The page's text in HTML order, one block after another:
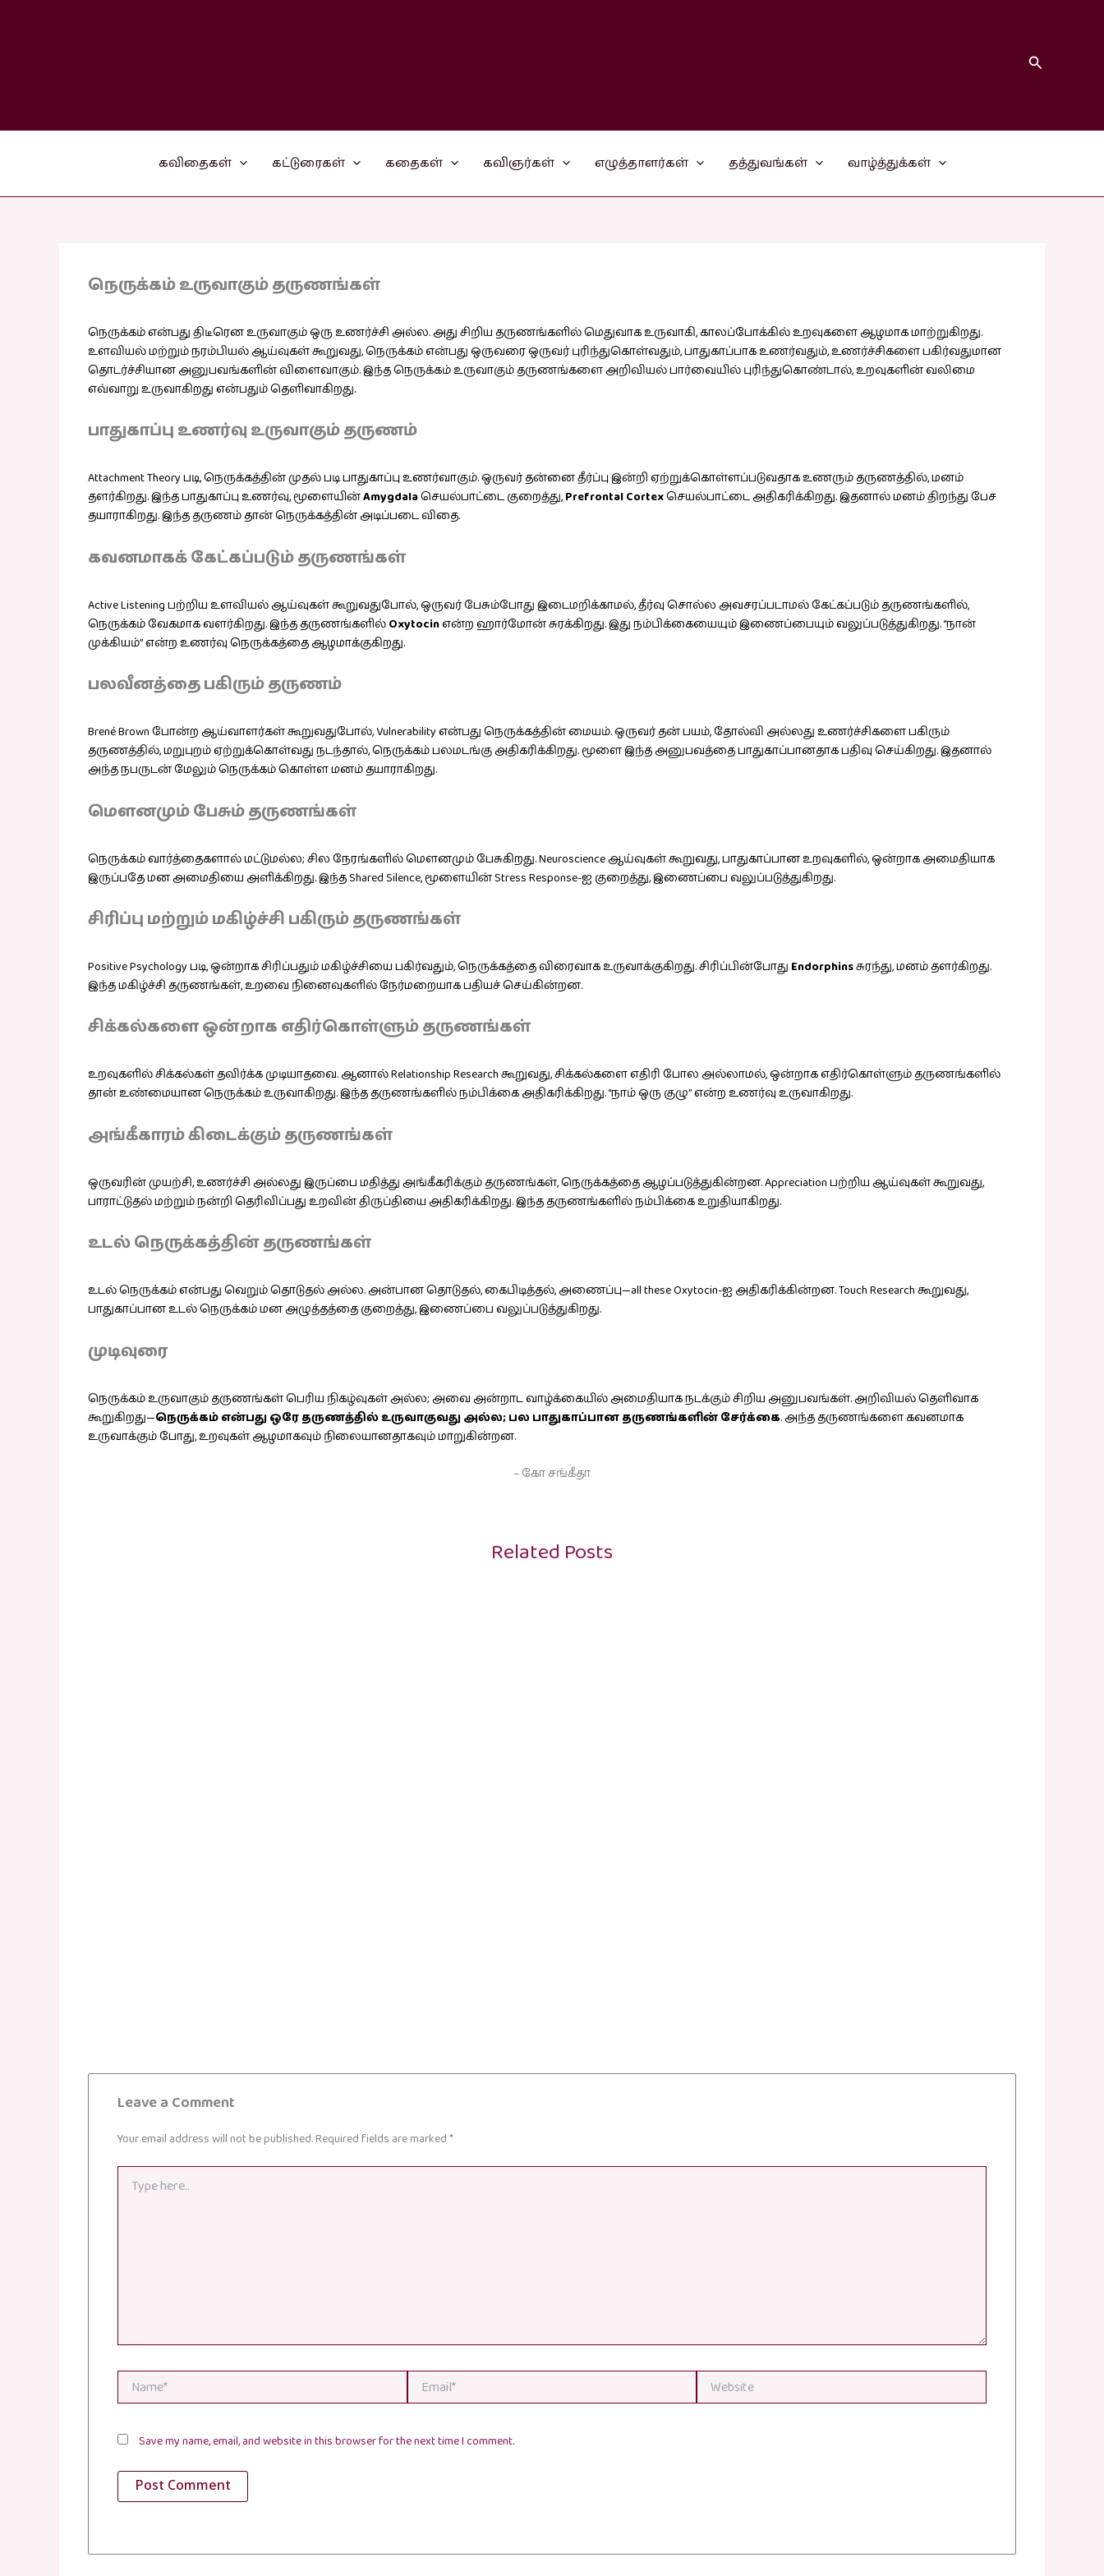
Search
கவிதைகள் கட்டுரைகள் கதைகள் கவிஞர்கள் எழுத்தாளர்கள் தத்துவங்கள் வாழ்த்துக்கள்
நெருக்கம் உருவாகும் தருணங்கள்
நெருக்கம் என்பது திடீரென உருவாகும் ஒரு உணர்ச்சி அல்ல. அது சிறிய தருணங்களில் மெதுவாக உருவாகி, காலப்போக்கில் உறவுகளை ஆழமாக மாற்றுகிறது.
உளவியல் மற்றும் நரம்பியல் ஆய்வுகள் கூறுவது, நெருக்கம் என்பது ஒருவரை ஒருவர் புரிந்துகொள்வதும், பாதுகாப்பாக உணர்வதும், உணர்ச்சிகளை பகிர்வதுமான
தொடர்ச்சியான அனுபவங்களின் விளைவாகும். இந்த நெருக்கம் உருவாகும் தருணங்களை அறிவியல் பார்வையில் புரிந்துகொண்டால், உறவுகளின் வலிமை
எவ்வாறு உருவாகிறது என்பதும் தெளிவாகிறது.
பாதுகாப்பு உணர்வு உருவாகும் தருணம்
Attachment Theory படி, நெருக்கத்தின் முதல் படி பாதுகாப்பு உணர்வாகும். ஒருவர் தன்னை தீர்ப்பு இன்றி ஏற்றுக்கொள்ளப்படுவதாக உணரும் தருணத்தில், மனம்
தளர்கிறது. இந்த பாதுகாப்பு உணர்வு, மூளையின்Amygdalaசெயல்பாட்டை குறைத்து,Prefrontal Cortexசெயல்பாட்டை அதிகரிக்கிறது. இதனால் மனம் திறந்து பேச
தயாராகிறது. இந்த தருணம் தான் நெருக்கத்தின் அடிப்படை விதை.
கவனமாகக் கேட்கப்படும் தருணங்கள்
Active Listening பற்றிய உளவியல் ஆய்வுகள் கூறுவதுபோல், ஒருவர் பேசும்போது இடைமறிக்காமல், தீர்வு சொல்ல அவசரப்படாமல் கேட்கப்படும் தருணங்களில்,
நெருக்கம் வேகமாக வளர்கிறது. இந்த தருணங்களில்Oxytocinஎன்ற ஹார்மோன் சுரக்கிறது. இது நம்பிக்கையையும் இணைப்பையும் வலுப்படுத்துகிறது. “நான்
முக்கியம்” என்ற உணர்வு நெருக்கத்தை ஆழமாக்குகிறது.
பலவீனத்தை பகிரும் தருணம்
Brené Brown போன்ற ஆய்வாளர்கள் கூறுவதுபோல், Vulnerability என்பது நெருக்கத்தின் மையம். ஒருவர் தன் பயம், தோல்வி அல்லது உணர்ச்சிகளை பகிரும்
தருணத்தில், மறுபுறம் ஏற்றுக்கொள்வது நடந்தால், நெருக்கம் பலமடங்கு அதிகரிக்கிறது. மூளை இந்த அனுபவத்தை பாதுகாப்பானதாக பதிவு செய்கிறது. இதனால்
அந்த நபருடன் மேலும் நெருக்கம் கொள்ள மனம் தயாராகிறது.
மௌனமும் பேசும் தருணங்கள்
நெருக்கம் வார்த்தைகளால் மட்டுமல்ல; சில நேரங்களில் மௌனமும் பேசுகிறது. Neuroscience ஆய்வுகள் கூறுவது, பாதுகாப்பான உறவுகளில், ஒன்றாக அமைதியாக
இருப்பதே மன அமைதியை அளிக்கிறது. இந்த Shared Silence, மூளையின் Stress Response-ஐ குறைத்து, இணைப்பை வலுப்படுத்துகிறது.
சிரிப்பு மற்றும் மகிழ்ச்சி பகிரும் தருணங்கள்
Positive Psychology படி, ஒன்றாக சிரிப்பதும் மகிழ்ச்சியை பகிர்வதும், நெருக்கத்தை விரைவாக உருவாக்குகிறது. சிரிப்பின்போது Endorphinsசுரந்து, மனம் தளர்கிறது.
இந்த மகிழ்ச்சி தருணங்கள், உறவை நினைவுகளில் நேர்மறையாக பதியச் செய்கின்றன.
சிக்கல்களை ஒன்றாக எதிர்கொள்ளும் தருணங்கள்
உறவுகளில் சிக்கல்கள் தவிர்க்க முடியாதவை. ஆனால் Relationship Research கூறுவது, சிக்கல்களை எதிரி போல அல்லாமல், ஒன்றாக எதிர்கொள்ளும் தருணங்களில்
தான் உண்மையான நெருக்கம் உருவாகிறது. இந்த தருணங்களில் நம்பிக்கை அதிகரிக்கிறது. “நாம் ஒரு குழு” என்ற உணர்வு உருவாகிறது.
அங்கீகாரம் கிடைக்கும் தருணங்கள்
ஒருவரின் முயற்சி, உணர்ச்சி அல்லது இருப்பை மதித்து அங்கீகரிக்கும் தருணங்கள், நெருக்கத்தை ஆழப்படுத்துகின்றன. Appreciation பற்றிய ஆய்வுகள் கூறுவது,
பாராட்டுதல் மற்றும் நன்றி தெரிவிப்பது உறவின் திருப்தியை அதிகரிக்கிறது. இந்த தருணங்களில் நம்பிக்கை உறுதியாகிறது.
உடல் நெருக்கத்தின் தருணங்கள்
உடல் நெருக்கம் என்பது வெறும் தொடுதல் அல்ல. அன்பான தொடுதல், கைபிடித்தல், அணைப்பு—all these Oxytocin-ஐ அதிகரிக்கின்றன. Touch Research கூறுவது,
பாதுகாப்பான உடல் நெருக்கம் மன அழுத்தத்தை குறைத்து, இணைப்பை வலுப்படுத்துகிறது.
முடிவுரை
நெருக்கம் உருவாகும் தருணங்கள் பெரிய நிகழ்வுகள் அல்ல; அவை அன்றாட வாழ்க்கையில் அமைதியாக நடக்கும் சிறிய அனுபவங்கள். அறிவியல் தெளிவாக
கூறுகிறது—நெருக்கம் என்பது ஒரே தருணத்தில் உருவாகுவது அல்ல; பல பாதுகாப்பான தருணங்களின் சேர்க்கை. அந்த தருணங்களை கவனமாக
உருவாக்கும் போது, உறவுகள் ஆழமாகவும் நிலையானதாகவும் மாறுகின்றன.
– கோ சங்கீதா
Related Posts
Leave a Comment
Your email address will not be published.Required fields are marked*
here..
Name* Email* Website
Save my name, email, and website in this browser for the next time I comment.